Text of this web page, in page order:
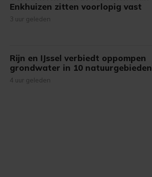
Enkhuizen zitten voorlopig vast
3 uur geleden
Rijn en IJssel verbiedt oppompen
grondwater in 10 natuurgebieden
4 uur geleden